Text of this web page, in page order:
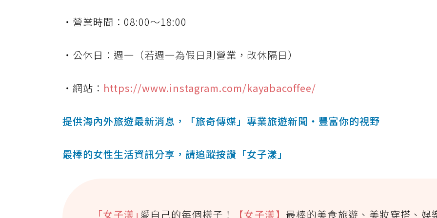
・營業時間：08:00～18:00
・公休日：週一（若週一為假日則營業，改休隔日）
・網站： https://www.instagram.com/kayabacoffee/
提供海內外旅遊最新消息，「旅奇傳媒」專業旅遊新聞‧豐富你的視野
最棒的女性生活資訊分享，請追蹤按讚「女子漾」
｢女子漾｣ 愛自己的每個樣子！ 【女子漾】 最棒的美食旅遊、美妝穿搭、娛